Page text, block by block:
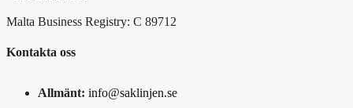
Malta Business Registry: C 89712
Kontakta oss
Allmänt: info@saklinjen.se